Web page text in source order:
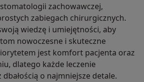
zachowawczej,
zabiegach chirurgicznych.
wiedzę i umiejętności, aby
nowoczesne i skuteczne
jest komfort pacjenta oraz
dlatego każde leczenie
o najmniejsze detale.